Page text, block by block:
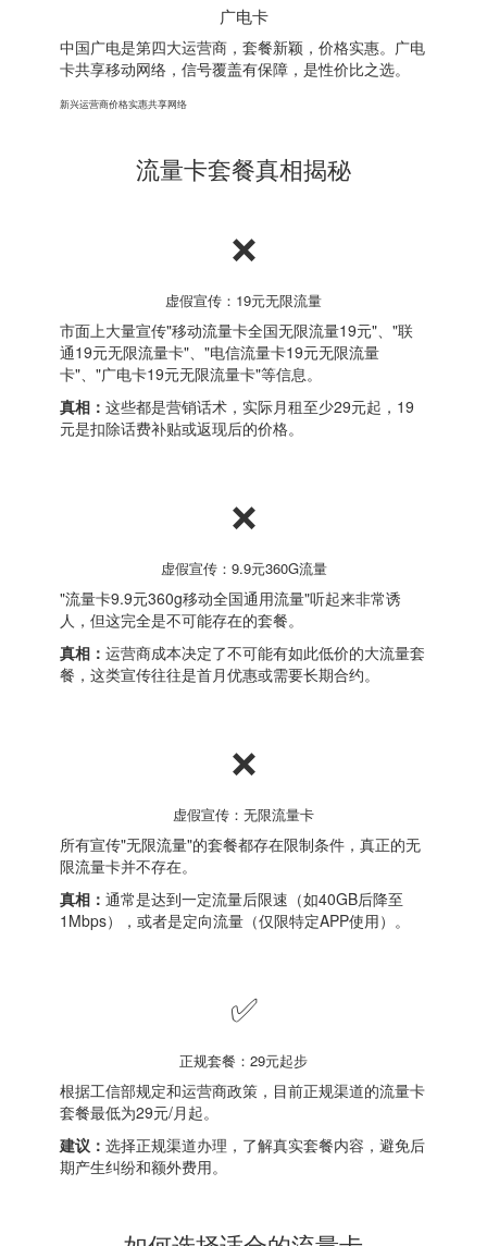
广电卡
中国广电是第四大运营商，套餐新颖，价格实惠。广电
卡共享移动网络，信号覆盖有保障，是性价比之选。
新兴运营商价格实惠共享网络
流量卡套餐真相揭秘
❌
虚假宣传：19元无限流量
市面上大量宣传"移动流量卡全国无限流量19元"、"联
通19元无限流量卡"、"电信流量卡19元无限流量
卡"、"广电卡19元无限流量卡"等信息。
真相： 这些都是营销话术，实际月租至少29元起，19
元是扣除话费补贴或返现后的价格。
❌
虚假宣传：9.9元360G流量
"流量卡9.9元360g移动全国通用流量"听起来非常诱
人，但这完全是不可能存在的套餐。
真相： 运营商成本决定了不可能有如此低价的大流量套
餐，这类宣传往往是首月优惠或需要长期合约。
❌
虚假宣传：无限流量卡
所有宣传"无限流量"的套餐都存在限制条件，真正的无
限流量卡并不存在。
真相： 通常是达到一定流量后限速（如40GB后降至
1Mbps），或者是定向流量（仅限特定APP使用）。
✅
正规套餐：29元起步
根据工信部规定和运营商政策，目前正规渠道的流量卡
套餐最低为29元/月起。
建议： 选择正规渠道办理，了解真实套餐内容，避免后
期产生纠纷和额外费用。